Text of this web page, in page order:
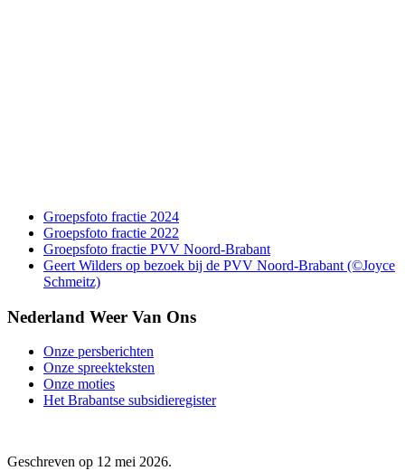
Groepsfoto fractie 2024
Groepsfoto fractie 2022
Groepsfoto fractie PVV Noord-Brabant
Geert Wilders op bezoek bij de PVV Noord-Brabant (©Joyce
Schmeitz)
Nederland Weer Van Ons
Onze persberichten
Onze spreekteksten
Onze moties
Het Brabantse subsidieregister
Geschreven op 12 mei 2026.